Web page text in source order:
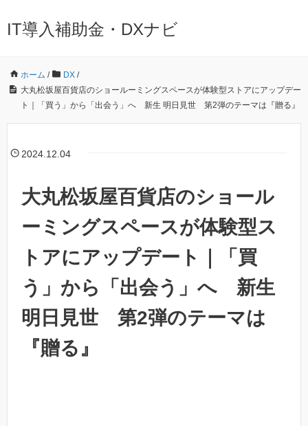
IT導入補助金・DXナビ
ホーム / DX /
大丸松坂屋百貨店のショールーミングスペースが体験型ストアにアップデー
ト｜「買う」から「出会う」へ 新生 明日見世 第2弾のテーマは『贈る』
2024.12.04
大丸松坂屋百貨店のショール
ーミングスペースが体験型ス
トアにアップデート｜「買
う」から「出会う」へ 新生
明日見世 第2弾のテーマは
『贈る』